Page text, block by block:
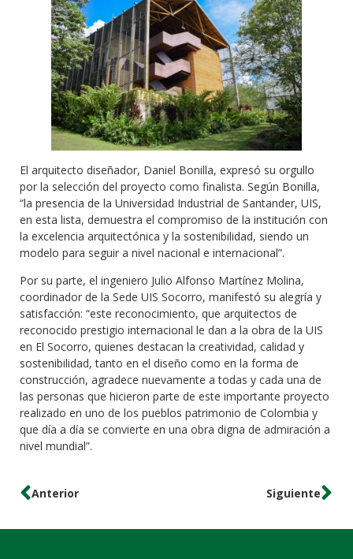
El arquitecto diseñador, Daniel Bonilla, expresó su orgullo
por la selección del proyecto como finalista. Según Bonilla,
“la presencia de la Universidad Industrial de Santander, UIS,
en esta lista, demuestra el compromiso de la institución con
la excelencia arquitectónica y la sostenibilidad, siendo un
modelo para seguir a nivel nacional e internacional”.
Por su parte, el ingeniero Julio Alfonso Martínez Molina,
coordinador de la Sede UIS Socorro, manifestó su alegría y
satisfacción: “este reconocimiento, que arquitectos de
reconocido prestigio internacional le dan a la obra de la UIS
en El Socorro, quienes destacan la creatividad, calidad y
sostenibilidad, tanto en el diseño como en la forma de
construcción, agradece nuevamente a todas y cada una de
las personas que hicieron parte de este importante proyecto
realizado en uno de los pueblos patrimonio de Colombia y
que día a día se convierte en una obra digna de admiración a
nivel mundial”.
Anterior Siguiente